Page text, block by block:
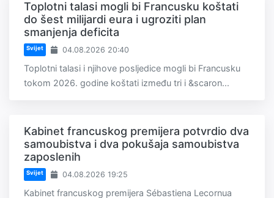
Toplotni talasi mogli bi Francusku koštati
do šest milijardi eura i ugroziti plan
smanjenja deficita
Svijet 04.08.2026 20:40
Toplotni talasi i njihove posljedice mogli bi Francusku
tokom 2026. godine koštati između tri i &scaron...
Kabinet francuskog premijera potvrdio dva
samoubistva i dva pokušaja samoubistva
zaposlenih
Svijet 04.08.2026 19:25
Kabinet francuskog premijera Sébastiena Lecornua